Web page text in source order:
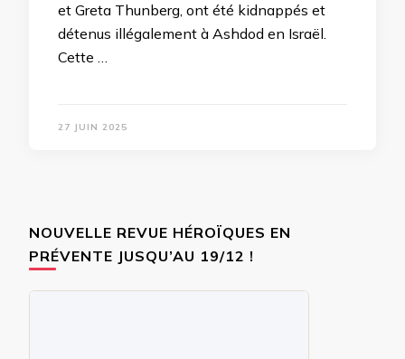
et Greta Thunberg, ont été kidnappés et
détenus illégalement à Ashdod en Israël.
Cette …
27 JUIN 2025
NOUVELLE REVUE HÉROÏQUES EN
PRÉVENTE JUSQU’AU 19/12 !